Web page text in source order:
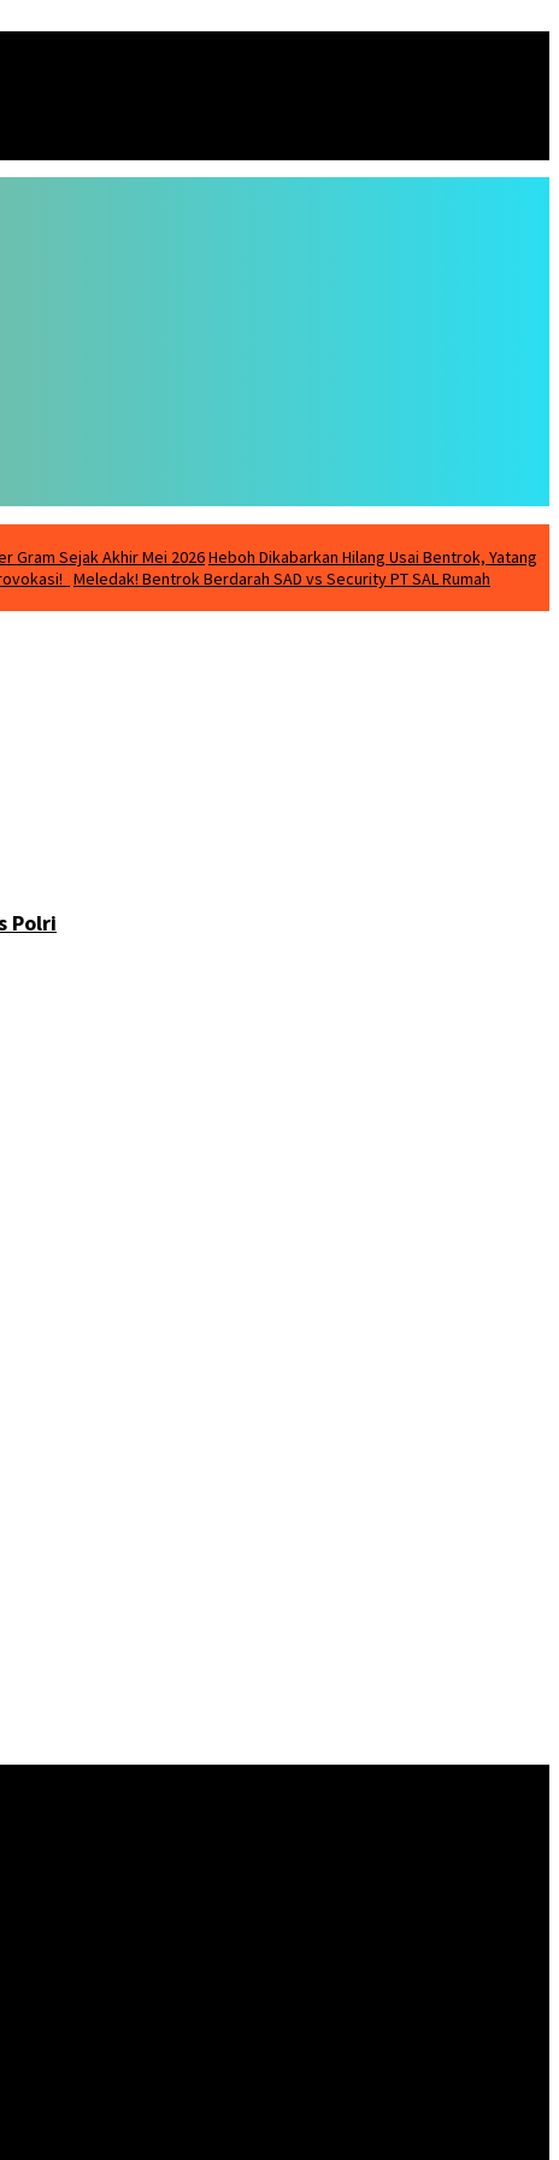
Gram Sejak Akhir Mei 2026Heboh Dikabarkan Hilang Usai Bentrok, Yatang
Meledak! Bentrok Berdarah SAD vs Security PT SAL Rumah
Polri